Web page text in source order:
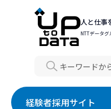
人と仕事
NTTデータグ
Search
経験者採用サイト